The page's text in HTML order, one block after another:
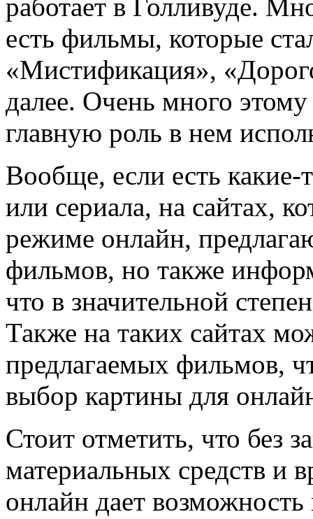
работает в Голливуде.
есть фильмы, которые
«Мистификация»,
далее. Очень много
главную роль в нем
Вообще, если есть
или сериала, на сайтах,
режиме онлайн,
фильмов, но также
что в значительной
Также на таких сайтах
предлагаемых фильмов,
выбор картины для
Стоит отметить, что без
материальных средств и
онлайн дает